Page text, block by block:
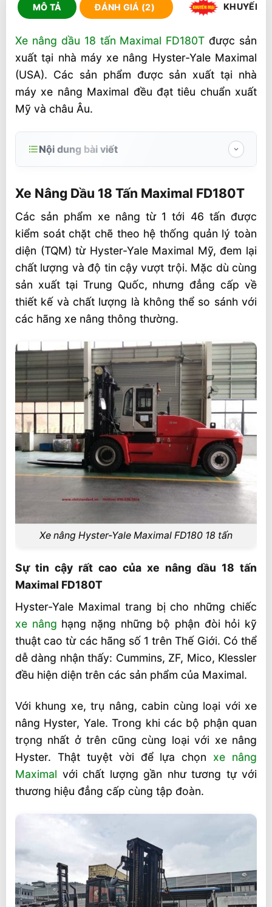
MÔ TẢ ĐÁNH GIÁ (2) KHUYẾN
Xe nâng dầu 18 tấn Maximal FD180T được sản
xuất tại nhà máy xe nâng Hyster-Yale Maximal
(USA). Các sản phẩm được sản xuất tại nhà
máy xe nâng Maximal đều đạt tiêu chuẩn xuất
Mỹ và châu Âu.
Nội dung bài viết
Sự tin cậy rất cao của xe nâng dầu 18 tấn
Maximal FD180T
Các chi tiết chính của xe nâng Hyster-Yale
Maximal FD180T
Video xe nâng dầu
Xe Nâng Dầu 18 Tấn Maximal FD180T
Các sản phẩm xe nâng từ 1 tới 46 tấn được
kiểm soát chặt chẽ theo hệ thống quản lý toàn
diện (TQM) từ Hyster-Yale Maximal Mỹ, đem lại
chất lượng và độ tin cậy vượt trội. Mặc dù cùng
sản xuất tại Trung Quốc, nhưng đẳng cấp về
thiết kế và chất lượng là không thể so sánh với
các hãng xe nâng thông thường.
Xe nâng Hyster-Yale Maximal FD180 18 tấn
Sự tin cậy rất cao của xe nâng dầu 18 tấn
Maximal FD180T
Hyster-Yale Maximal trang bị cho những chiếc
xe nâng hạng nặng những bộ phận đòi hỏi kỹ
thuật cao từ các hãng số 1 trên Thế Giới. Có thể
dễ dàng nhận thấy: Cummins, ZF, Mico, Klessler
đều hiện diện trên các sản phẩm của Maximal.
Với khung xe, trụ nâng, cabin cùng loại với xe
nâng Hyster, Yale. Trong khi các bộ phận quan
trọng nhất ở trên cũng cùng loại với xe nâng
Hyster. Thật tuyệt vời để lựa chọn xe nâng
Maximal với chất lượng gần như tương tự với
thương hiệu đẳng cấp cùng tập đoàn.